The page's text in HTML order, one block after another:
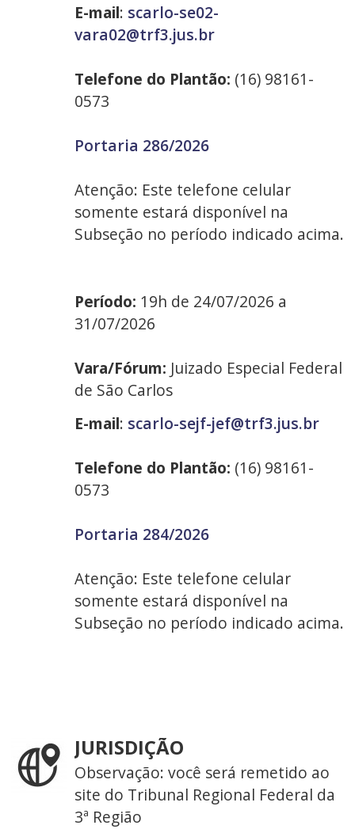
E-mail: scarlo-se02-
vara02@trf3.jus.br
Telefone do Plantão: (16) 98161-
0573
Portaria 286/2026
Atenção: Este telefone celular
somente estará disponível na
Subseção no período indicado acima.
Período: 19h de 24/07/2026 a
31/07/2026
Vara/Fórum: Juizado Especial Federal
de São Carlos
E-mail: scarlo-sejf-jef@trf3.jus.br
Telefone do Plantão: (16) 98161-
0573
Portaria 284/2026
Atenção: Este telefone celular
somente estará disponível na
Subseção no período indicado acima.
JURISDIÇÃO
Observação: você será remetido ao
site do Tribunal Regional Federal da
3ª Região